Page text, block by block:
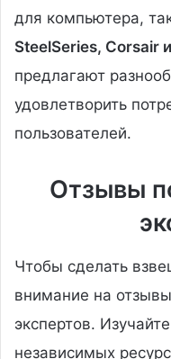
для компьютера,
SteelSeries, Corsair
предлагают
удовлетворить
пользователей.
Отзывы
Чтобы сделать
внимание на
экспертов.
независимых